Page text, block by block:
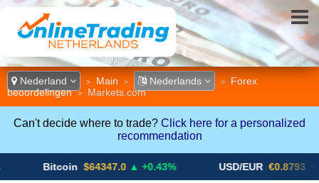
Nederland > Main > Nederlands >
Forex
beoordelingen
> Markets.com
Can't decide where to trade? Click here for a personalized
recommendation
$64347.0 ▲ +0.43% USD/EUR €0.8793 ▼